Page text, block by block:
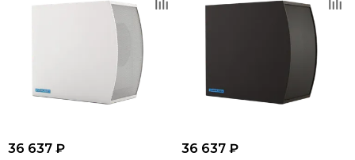
36 637 ₽ 36 637 ₽